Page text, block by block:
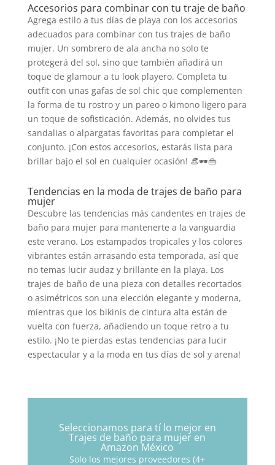
Accesorios para combinar con tu traje de baño
Agrega estilo a tus días de playa con los accesorios
adecuados para combinar con tus trajes de baño
mujer. Un sombrero de ala ancha no solo te
protegerá del sol, sino que también añadirá un
toque de glamour a tu look playero. Completa tu
outfit con unas gafas de sol chic que complementen
la forma de tu rostro y un pareo o kimono ligero para
un toque de sofisticación. Además, no olvides tus
sandalias o alpargatas favoritas para completar el
conjunto. ¡Con estos accesorios, estarás lista para
brillar bajo el sol en cualquier ocasión! 👒🕶️👜
Tendencias en la moda de trajes de baño para
mujer
Descubre las tendencias más candentes en trajes de
baño para mujer para mantenerte a la vanguardia
este verano. Los estampados tropicales y los colores
vibrantes están arrasando esta temporada, así que
no temas lucir audaz y brillante en la playa. Los
trajes de baño de una pieza con detalles recortados
o asimétricos son una elección elegante y moderna,
mientras que los bikinis de cintura alta están de
vuelta con fuerza, añadiendo un toque retro a tu
estilo. ¡No te pierdas estas tendencias para lucir
espectacular y a la moda en tus días de sol y arena!
Seleccionamos para tí lo mejor en
Trajes de baño para mujer en
Amazon México
Solo los mejores proveedores (4+